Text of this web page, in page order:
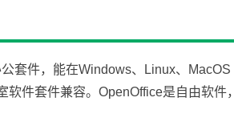
套件，能在Windows、Linux、MacOS
件套件兼容。OpenOffice是自由软件，